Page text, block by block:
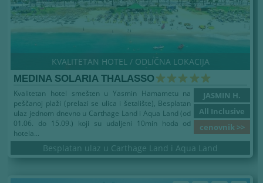
KVALITETAN HOTEL / ODLIČNA LOKACIJA
MEDINA SOLARIA THALASSO
JASMIN H.
All Inclusive
cenovnik >>
Kvalitetan hotel smešten u Yasmin Hamametu na
peščanoj plaži (prelazi se ulica i šetalište), Besplatan
ulaz jednom dnevno u Carthage Land i Aqua Land (od
01.06. do 15.09.) koji su udaljeni 10min hoda od
hotela...
Besplatan ulaz u Carthage Land i Aqua Land